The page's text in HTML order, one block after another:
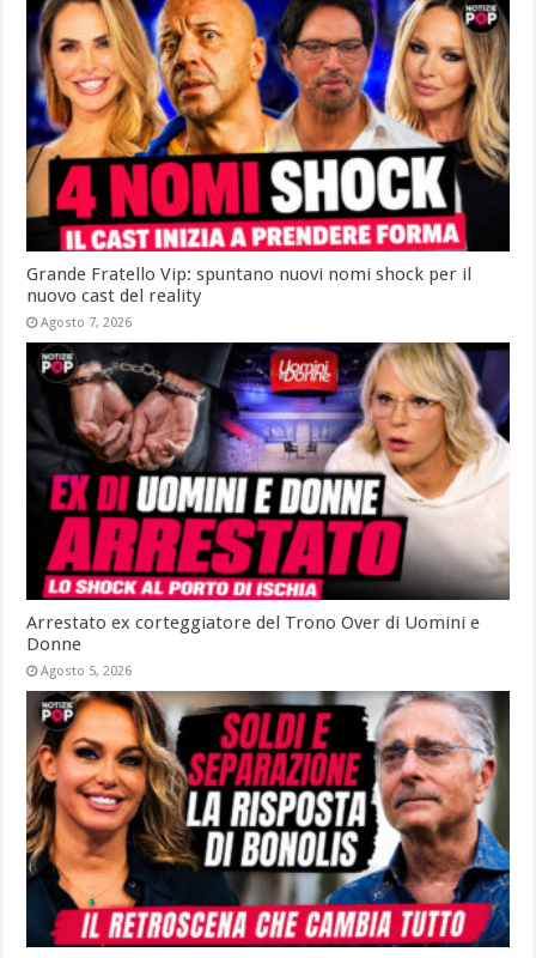
Grande Fratello Vip: spuntano nuovi nomi shock per il
nuovo cast del reality
Agosto 7, 2026
Arrestato ex corteggiatore del Trono Over di Uomini e
Donne
Agosto 5, 2026